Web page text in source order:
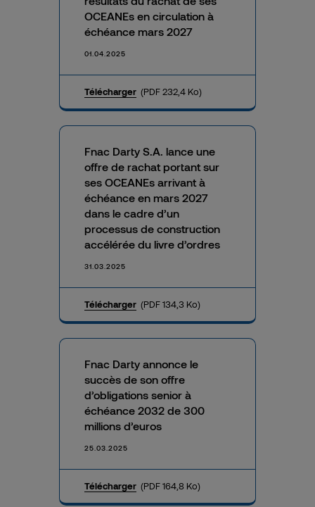
OCEANEs en circulation à
échéance mars 2027
01.04.2025
Télécharger (PDF 232,4 Ko)
Fnac Darty S.A. lance une
offre de rachat portant sur
ses OCEANEs arrivant à
échéance en mars 2027
dans le cadre d’un
processus de construction
accélérée du livre d’ordres
31.03.2025
Télécharger (PDF 134,3 Ko)
Fnac Darty annonce le
succès de son offre
d’obligations senior à
échéance 2032 de 300
millions d’euros
25.03.2025
Télécharger (PDF 164,8 Ko)